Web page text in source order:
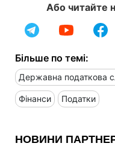
Або читайте
Більше по темі:
Державна податкова
Фінанси Податки